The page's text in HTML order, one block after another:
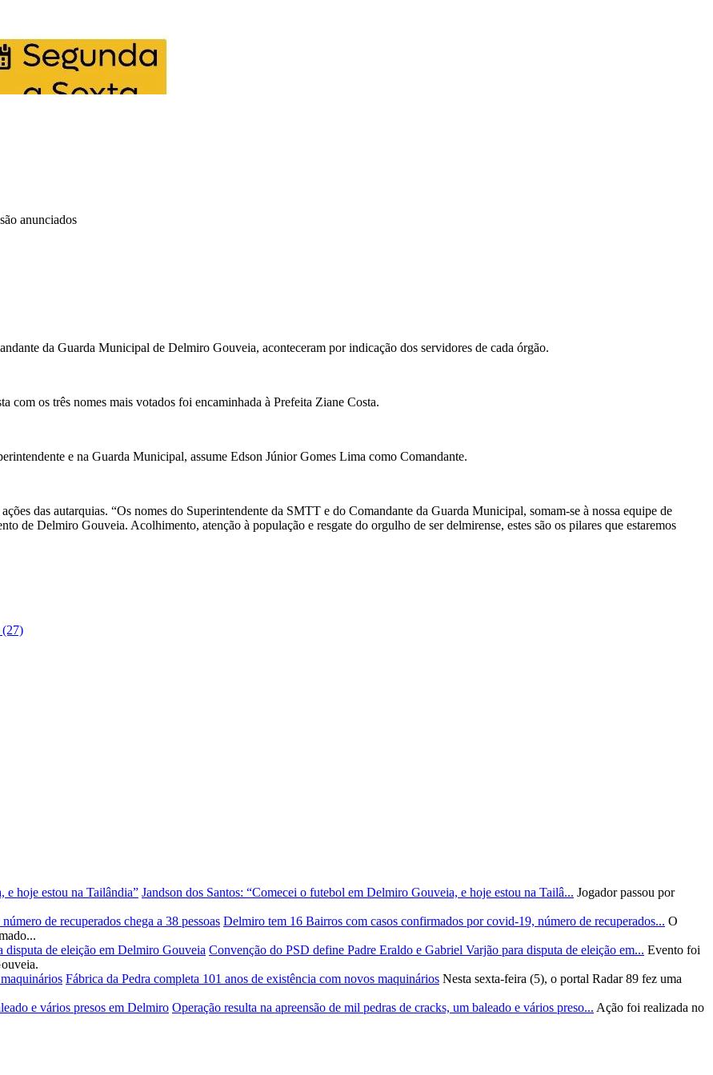
anunciados
da Guarda Municipal de Delmiro Gouveia, aconteceram por indicação dos servidores de cada órgão.
os três nomes mais votados foi encaminhada à Prefeita Ziane Costa.
e na Guarda Municipal, assume Edson Júnior Gomes Lima como Comandante.
das autarquias. “Os nomes do Superintendente da SMTT e do Comandante da Guarda Municipal, somam-se à nossa equipe de
de Delmiro Gouveia. Acolhimento, atenção à população e resgate do orgulho de ser delmirense, estes são os pilares que estaremos
(27)
Jandson dos Santos: “Comecei o futebol em Delmiro Gouveia, e hoje estou na Tailâ... Jogador passou por
Delmiro tem 16 Bairros com casos confirmados por covid-19, número de recuperados... O
Convenção do PSD define Padre Eraldo e Gabriel Varjão para disputa de eleição em... Evento foi
Fábrica da Pedra completa 101 anos de existência com novos maquinários Nesta sexta-feira (5), o portal Radar 89 fez uma
Operação resulta na apreensão de mil pedras de cracks, um baleado e vários preso... Ação foi realizada no